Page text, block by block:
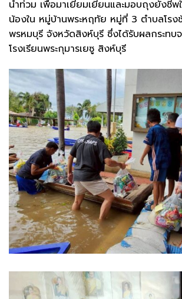
น้ำท่วม เพื่อมาเยี่ยมเยียนและมอบถุงยังชี
น้องใน หมู่บ้านพระหฤทัย หมู่ที่ 3 ตำบลโรง
พรหมบุรี จังหวัดสิงห์บุรี ซึ่งได้รับผลกระท
โรงเรียนพระกุมารเยซู สิงห์บุรี